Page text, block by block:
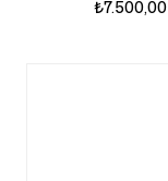
₺7.500,00